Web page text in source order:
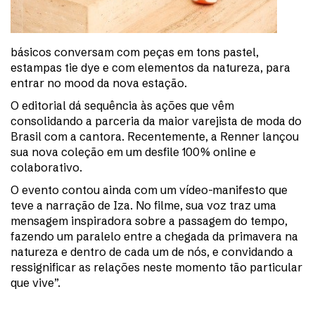
básicos conversam com peças em tons pastel,
estampas tie dye e com elementos da natureza, para
entrar no mood da nova estação.
O editorial dá sequência às ações que vêm
consolidando a parceria da maior varejista de moda do
Brasil com a cantora. Recentemente, a Renner lançou
sua nova coleção em um desfile 100% online e
colaborativo.
O evento contou ainda com um vídeo-manifesto que
teve a narração de Iza. No filme, sua voz traz uma
mensagem inspiradora sobre a passagem do tempo,
fazendo um paralelo entre a chegada da primavera na
natureza e dentro de cada um de nós, e convidando a
ressignificar as relações neste momento tão particular
que vive”.